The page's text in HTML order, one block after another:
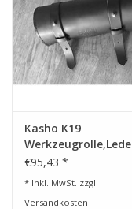
Damast Serie und
dieses Modell einen
Veredelt wird dieses
befindliche Kasho
Keramikeinlage. Die
Scherenblätter
Hochglanz poliert. Die
noch angenehmere
Kasho K19
€95,43 *
* Inkl. MwSt. zzgl.
Versandkosten